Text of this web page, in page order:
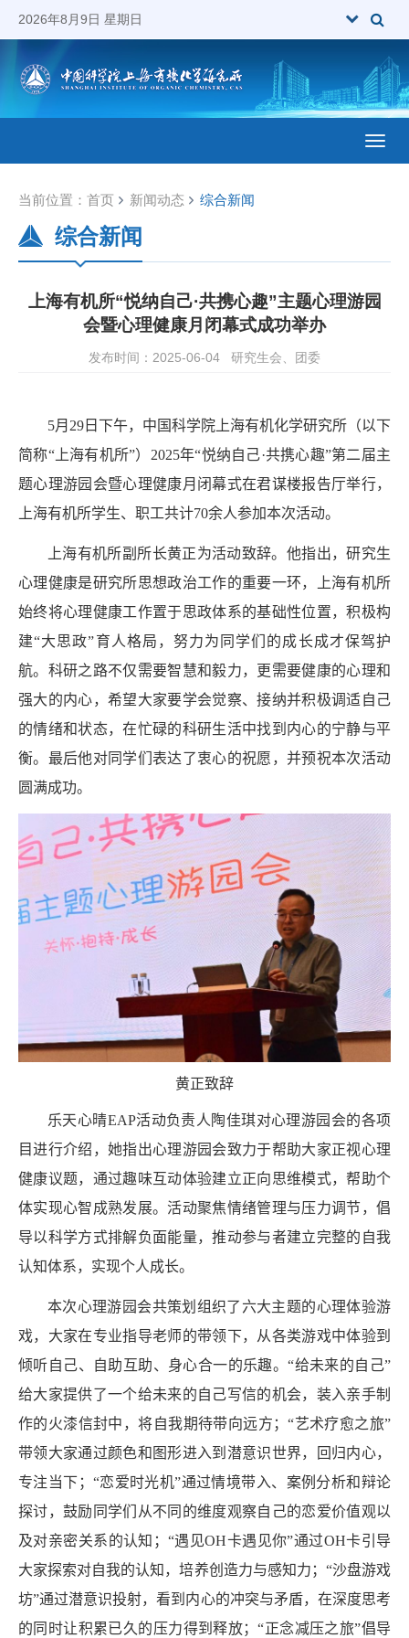
2026年8月9日 星期日
当前位置： 首页 新闻动态 综合新闻
综合新闻
上海有机所“悦纳自己·共携心趣”主题心理游园
会暨心理健康月闭幕式成功举办
发布时间：2025-06-04 研究生会、团委
5月 29 日下午，中国科学院上海有机化学研究所（以下
简称“上海有机所”） 2025年“悦纳自己·共携心趣”第二届主
题心理游园会暨心理健康月闭幕式在君谋楼报告厅举行，
上海有机所学生、职工共计70余人参加本次活动。
上海有机所副所长黄正为活动致辞。他指出，研究生
心理健康是研究所思想政治工作的重要一环，上海有机所
始终将心理健康工作置于思政体系的基础性位置，积极构
建“大思政”育人格局，努力为同学们的成长成才保驾护
航。科研之路不仅需要智慧和毅力，更需要健康的心理和
强大的内心，希望大家要学会觉察、接纳并积极调适自己
的情绪和状态，在忙碌的科研生活中找到内心的宁静与平
衡。最后他对同学们表达了衷心的祝愿，并预祝本次活动
圆满成功。
黄正致辞
乐天心晴EAP活动负责人陶佳琪对心理游园会的各项
目进行介绍，她指出心理游园会致力于帮助大家正视心理
健康议题，通过趣味互动体验建立正向思维模式，帮助个
体实现心智成熟发展。活动聚焦情绪管理与压力调节，倡
导以科学方式排解负面能量，推动参与者建立完整的自我
认知体系，实现个人成长。
本次心理游园会共策划组织了六大主题的心理体验游
戏，大家在专业指导老师的带领下，从各类游戏中体验到
倾听自己、自助互助、身心合一的乐趣。“给未来的自己”
给大家提供了一个给未来的自己写信的机会，装入亲手制
作的火漆信封中，将自我期待带向远方；“艺术疗愈之旅”
带领大家通过颜色和图形进入到潜意识世界，回归内心，
专注当下；“恋爱时光机”通过情境带入、案例分析和辩论
探讨，鼓励同学们从不同的维度观察自己的恋爱价值观以
及对亲密关系的认知；“遇见OH卡遇见你”通过OH卡引导
大家探索对自我的认知，培养创造力与感知力；“沙盘游戏
坊”通过潜意识投射，看到内心的冲突与矛盾，在深度思考
的同时让积累已久的压力得到释放；“正念减压之旅”倡导